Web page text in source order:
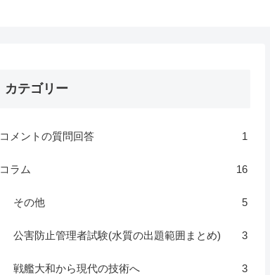
カテゴリー
コメントの質問回答 1
コラム 16
その他 5
公害防止管理者試験(水質の出題範囲まとめ) 3
戦艦大和から現代の技術へ 3